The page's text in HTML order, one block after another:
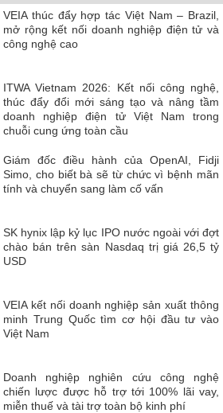
VEIA thúc đẩy hợp tác Việt Nam – Brazil,
mở rộng kết nối doanh nghiệp điện tử và
công nghệ cao
ITWA Vietnam 2026: Kết nối công nghệ,
thúc đẩy đổi mới sáng tạo và nâng tầm
doanh nghiệp điện tử Việt Nam trong
chuỗi cung ứng toàn cầu
Giám đốc điều hành của OpenAI, Fidji
Simo, cho biết bà sẽ từ chức vì bệnh mãn
tính và chuyển sang làm cố vấn
SK hynix lập kỷ lục IPO nước ngoài với đợt
chào bán trên sàn Nasdaq trị giá 26,5 tỷ
USD
VEIA kết nối doanh nghiệp sản xuất thông
minh Trung Quốc tìm cơ hội đầu tư vào
Việt Nam
Doanh nghiệp nghiên cứu công nghệ
chiến lược được hỗ trợ tới 100% lãi vay,
miễn thuế và tài trợ toàn bộ kinh phí